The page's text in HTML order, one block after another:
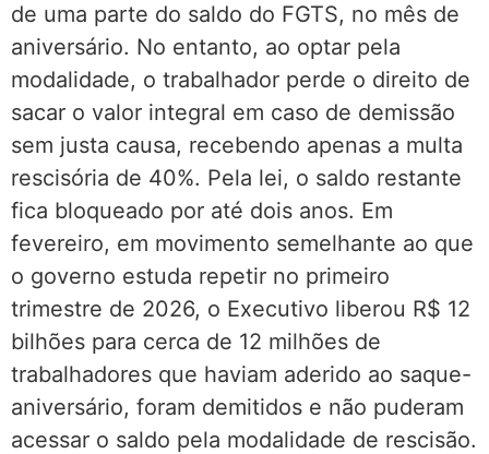
de uma parte do saldo do FGTS, no mês de
aniversário. No entanto, ao optar pela
modalidade, o trabalhador perde o direito de
sacar o valor integral em caso de demissão
sem justa causa, recebendo apenas a multa
rescisória de 40%. Pela lei, o saldo restante
fica bloqueado por até dois anos. Em
fevereiro, em movimento semelhante ao que
o governo estuda repetir no primeiro
trimestre de 2026, o Executivo liberou R$ 12
bilhões para cerca de 12 milhões de
trabalhadores que haviam aderido ao saque-
aniversário, foram demitidos e não puderam
acessar o saldo pela modalidade de rescisão.